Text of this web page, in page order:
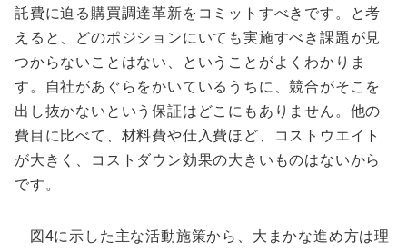
託費に迫る購買調達革新をコミットすべきです。と考
えると、どのポジションにいても実施すべき課題が見
つからないことはない、ということがよくわかりま
す。自社があぐらをかいているうちに、競合がそこを
出し抜かないという保証はどこにもありません。他の
費目に比べて、材料費や仕入費ほど、コストウエイト
が大きく、コストダウン効果の大きいものはないから
です。
図4に示した主な活動施策から、大まかな進め方は理